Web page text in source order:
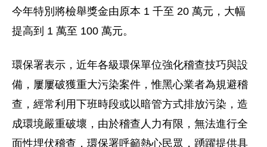
今年特別將檢舉獎金由原本 1 千至 20 萬元，大幅
提高到 1 萬至 100 萬元。
環保署表示，近年各級環保單位強化稽查技巧與設
備，屢屢破獲重大污染案件，惟黑心業者為規避稽
查，經常利用下班時段或以暗管方式排放污染，造
成環境嚴重破壞，由於稽查人力有限，無法進行全
面性埋伏稽查，環保署呼籲熱心民眾，踴躍提供具